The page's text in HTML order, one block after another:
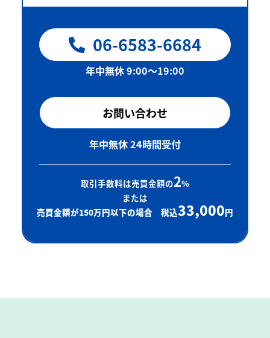
06-6583-6684
年中無休 9:00〜19:00
お問い合わせ
年中無休 24時間受付
取引手数料は売買金額の2%
または
売買金額が150万円以下の場合 税込33,000円